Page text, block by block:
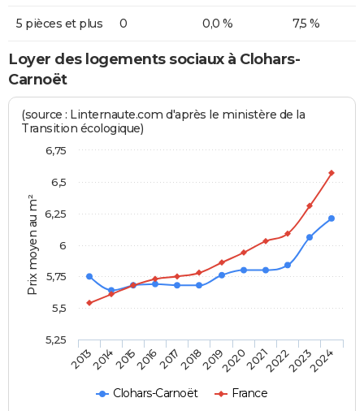
5 pièces et plus 0 0,0 % 7,5 %
Loyer des logements sociaux à Clohars-
Carnoët
Prix moyen au m²
(source : Linternaute.com d'après le ministère de la
Transition écologique)
Clohars-Carnoët France
201320142015201620172018201920202021202220232024
5,25
5,5
5,75
6
6,25
6,5
6,75